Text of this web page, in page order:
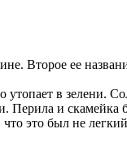
Второе ее
в зелени.
Перила и скамейка
это был не